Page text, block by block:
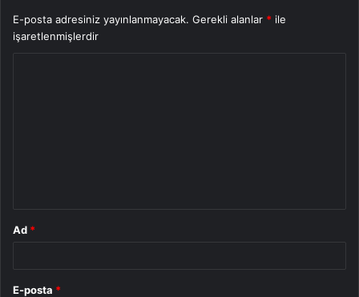
E-posta adresiniz yayınlanmayacak. Gerekli alanlar * ile
işaretlenmişlerdir
Ad *
E-posta *